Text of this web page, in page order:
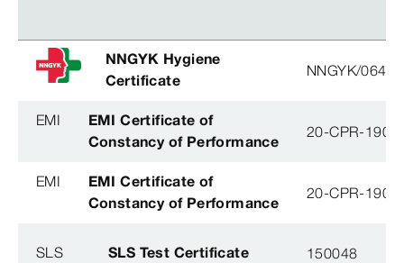
NNGYK Hygiene
Certificate
NNGYK/
EMI
EMI Certificate of
Constancy of Performance
20-CPR-190-
EMI
EMI Certificate of
Constancy of Performance
20-CPR-190-
SLS SLS Test Certificate 150048